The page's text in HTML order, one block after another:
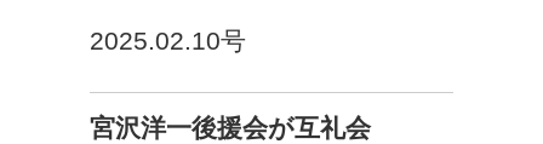
2025.02.10号
宮沢洋一後援会が互礼会